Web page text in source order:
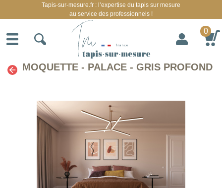
MOQUETTE - PALACE - GRIS PROFOND
Tapis-sur-mesure.fr : l’expertise du tapis sur mesure
au service des professionnels !
0